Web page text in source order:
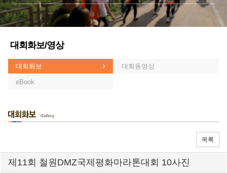
대회화보/영상
대회화보 대회동영상
eBook
목록
제11회 철원DMZ국제평화마라톤대회 10사진